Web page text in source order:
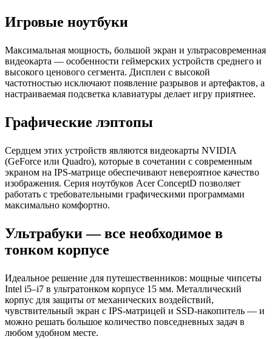
Игровые ноутбуки
Максимальная мощность, большой экран и ультрасовременная
видеокарта — особенности геймерских устройств среднего и
высокого ценового сегмента. Дисплеи с высокой
частотностью исключают появление разрывов и артефактов, а
настраиваемая подсветка клавиатуры делает игру приятнее.
Графические лэптопы
Сердцем этих устройств являются видеокарты NVIDIA
(GeForce или Quadro), которые в сочетании с современным
экраном на IPS-матрице обеспечивают невероятное качество
изображения. Серия ноутбуков Acer ConceptD позволяет
работать с требовательными графическими программами
максимально комфортно.
Ультрабуки — все необходимое в
тонком корпусе
Идеальное решение для путешественников: мощные чипсеты
Intel i5–i7 в ультратонком корпусе 15 мм. Металлический
корпус для защиты от механических воздействий,
чувствительный экран с IPS-матрицей и SSD-накопитель — и
можно решать большое количество повседневных задач в
любом удобном месте.